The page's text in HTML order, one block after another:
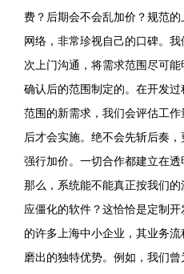
费？后期会不会乱加价？规范
网络，非常珍视自己的口碑。
次上门沟通，将需求范围尽可
确认后的范围制定的。在开发
范围的新需求，我们会评估工
后才会实施。绝不会先斩后奏
强行加价。一切合作都建立在透
那么，系统能不能真正按我们
应僵化的软件？这恰恰是定制
的许多上海中小企业，其业务
磨出的独特优势。例如，我们